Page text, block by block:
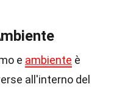
e ambiente è
all'interno del